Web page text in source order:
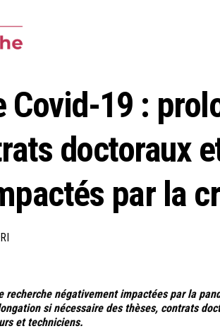
Covid-19 :
doctoraux
par la
négativement impactées par la
si nécessaire des thèses, contrats
et techniciens.